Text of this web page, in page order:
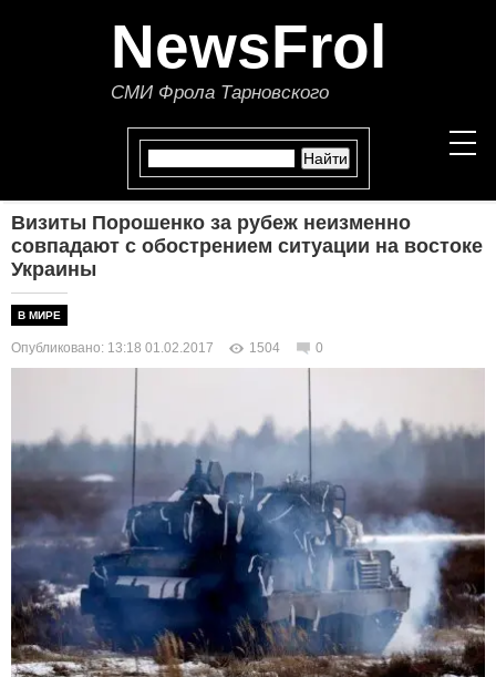
NewsFrol
СМИ Фрола Тарновского
НОВОСТИ
ПОЛИТИКА
В МИРЕ
ОБЩЕСТВО
КУЛЬТУРА
НАУКА
СПОРТ
Визиты Порошенко за рубеж неизменно
совпадают с обострением ситуации на востоке
Украины
В МИРЕ
Опубликовано: 13:18 01.02.2017 1504 0